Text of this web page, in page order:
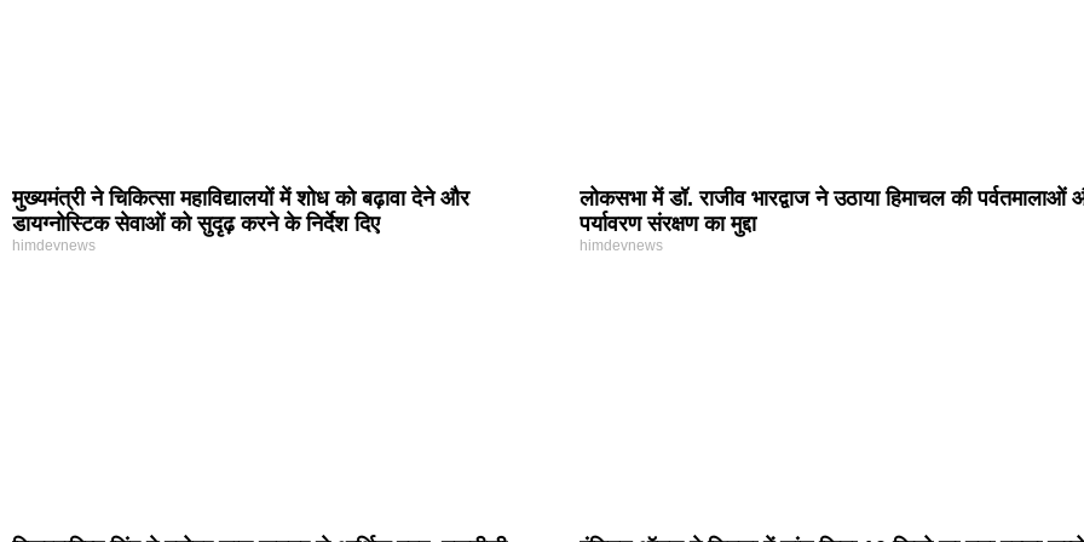
मुख्यमंत्री ने चिकित्सा महाविद्यालयों में शोध को बढ़ावा देने और
डायग्नोस्टिक सेवाओं को सुदृढ़ करने के निर्देश दिए
himdevnews
लोकसभा में डॉ. राजीव भारद्वाज ने उठाया हिमाचल की पर्वतमालाओं
पर्यावरण संरक्षण का मुद्दा
himdevnews